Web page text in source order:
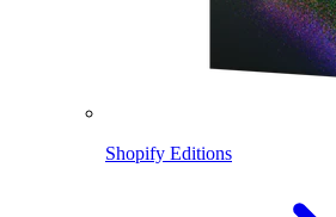
Shopify Editions